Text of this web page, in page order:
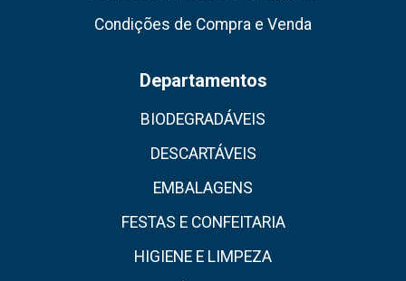
Condições de Compra e Venda
Departamentos
BIODEGRADÁVEIS
DESCARTÁVEIS
EMBALAGENS
FESTAS E CONFEITARIA
HIGIENE E LIMPEZA